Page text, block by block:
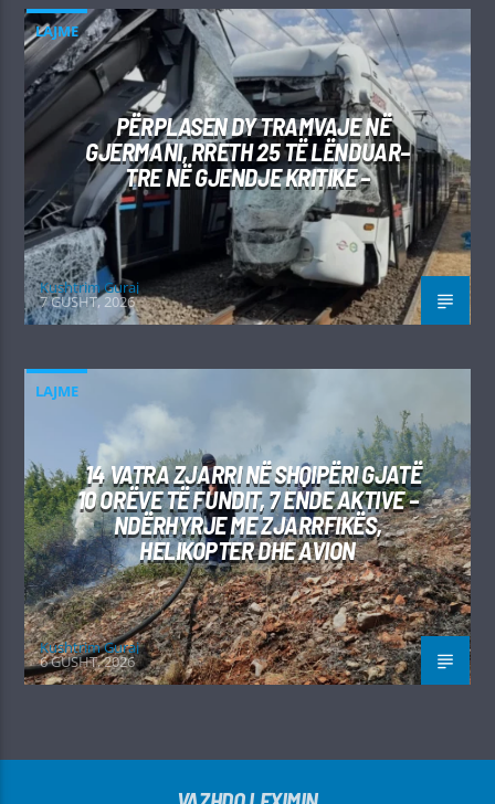
LAJME
PËRPLASEN DY TRAMVAJE NË
GJERMANI, RRETH 25 TË LËNDUAR–
TRE NË GJENDJE KRITIKE –
Kushtrim Guraj
7 GUSHT, 2026
LAJME
14 VATRA ZJARRI NË SHQIPËRI GJATË
10 ORËVE TË FUNDIT, 7 ENDE AKTIVE –
NDËRHYRJE ME ZJARRFIKËS,
HELIKOPTER DHE AVION
Kushtrim Guraj
6 GUSHT, 2026